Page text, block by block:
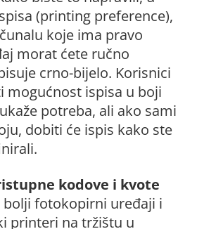
(printing preference),
koje ima pravo
morat ćete ručno
crno-bijelo. Korisnici
mogućnost ispisa u boji
potreba, ali ako sami
dobiti će ispis kako ste
kodove i kvote
bolji fotokopirni uređaji i
printeri na tržištu u